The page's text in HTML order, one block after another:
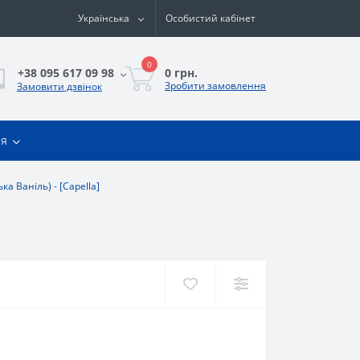
Українська Особистий кабінет
+38 095 617 09 98
Замовити дзвінок
0
0 грн.
Зробити замовлення
Ваніль) - [Capella]